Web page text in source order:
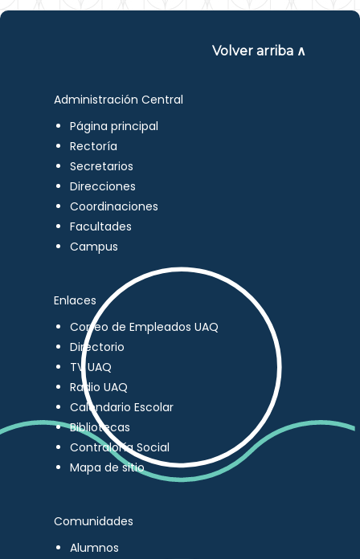
Volver arriba ∧
Administración Central
Página principal
Rectoría
Secretarios
Direcciones
Coordinaciones
Facultades
Campus
Enlaces
Correo de Empleados UAQ
Directorio
TV UAQ
Radio UAQ
Calendario Escolar
Bibliotecas
Contraloría Social
Mapa de sitio
Comunidades
Alumnos